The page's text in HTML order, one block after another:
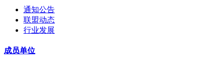
通知公告
联盟动态
行业发展
成员单位